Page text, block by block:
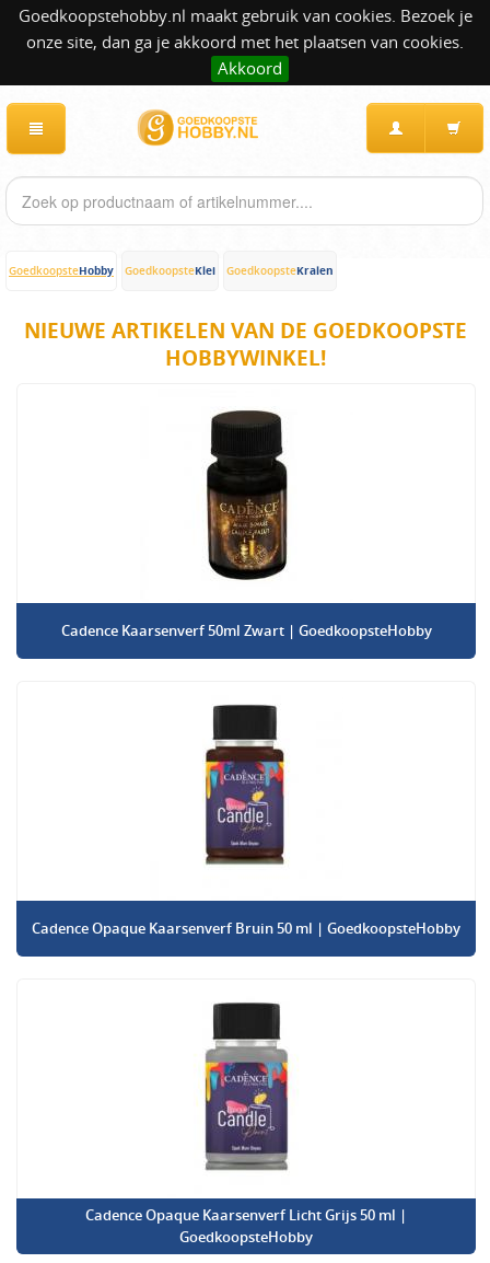
Goedkoopstehobby.nl maakt gebruik van cookies. Bezoek je
onze site, dan ga je akkoord met het plaatsen van cookies.
Akkoord
GoedkoopsteHobby GoedkoopsteKlei GoedkoopsteKralen
NIEUWE ARTIKELEN VAN DE GOEDKOOPSTE
HOBBYWINKEL!
Cadence Kaarsenverf 50ml Zwart | GoedkoopsteHobby
Cadence Opaque Kaarsenverf Bruin 50 ml | GoedkoopsteHobby
Cadence Opaque Kaarsenverf Licht Grijs 50 ml |
GoedkoopsteHobby